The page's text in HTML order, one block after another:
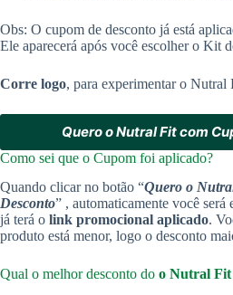
Obs: O cupom de desconto já está
Ele aparecerá após você escolher o Kit
Corre logo, para experimentar o Nutral
Quero o Nutral Fit com
Como sei que o Cupom foi aplicado?
Quando clicar no botão “Quero o
Desconto” , automaticamente você
já terá o link promocional aplicado.
produto está menor, logo o desconto
Qual o melhor desconto do o Nutral Fit